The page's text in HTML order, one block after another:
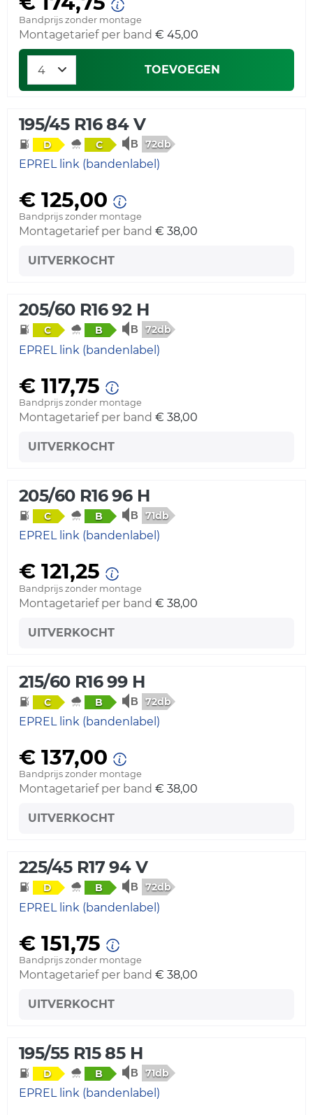
Bandprijs zonder montage
Montagetarief per band € 45,00
TOEVOEGEN
195/45 R16 84 V
D C 72db
EPREL link (bandenlabel)
€ 125,00
Bandprijs zonder montage
Montagetarief per band € 38,00
UITVERKOCHT
205/60 R16 92 H
C B 72db
EPREL link (bandenlabel)
€ 117,75
Bandprijs zonder montage
Montagetarief per band € 38,00
UITVERKOCHT
205/60 R16 96 H
C B 71db
EPREL link (bandenlabel)
€ 121,25
Bandprijs zonder montage
Montagetarief per band € 38,00
UITVERKOCHT
215/60 R16 99 H
C B 72db
EPREL link (bandenlabel)
€ 137,00
Bandprijs zonder montage
Montagetarief per band € 38,00
UITVERKOCHT
225/45 R17 94 V
D B 72db
EPREL link (bandenlabel)
€ 151,75
Bandprijs zonder montage
Montagetarief per band € 38,00
UITVERKOCHT
195/55 R15 85 H
D B 71db
EPREL link (bandenlabel)